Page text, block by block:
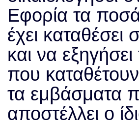
Εφορία τα
έχει καταθέσει
και να
που καταθέτουν
τα εμβάσματα
αποστέλλει ο